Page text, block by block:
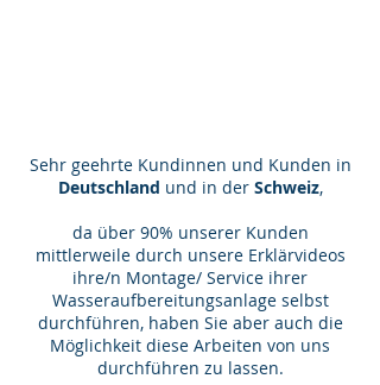
Sehr geehrte Kundinnen und Kunden in
Deutschland und in der Schweiz,
da über 90% unserer Kunden
mittlerweile durch unsere Erklärvideos
ihre/n Montage/ Service ihrer
Wasseraufbereitungsanlage selbst
durchführen, haben Sie aber auch die
Möglichkeit diese Arbeiten von uns
durchführen zu lassen.